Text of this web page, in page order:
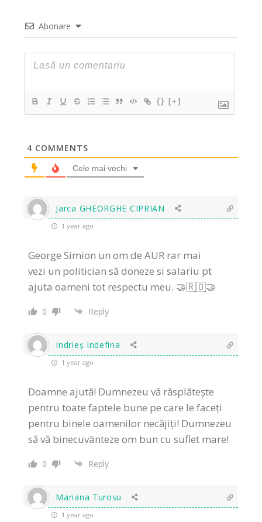
Abonare
{} [+]
4 COMMENTS
Cele mai vechi
Jarca GHEORGHE CIPRIAN
1 year ago
George Simion un om de AUR rar mai
vezi un politician să doneze si salariu pt
ajuta oameni tot respectu meu. 🤝🇷🇴🤝
0 Reply
Indrieș Indefina
1 year ago
Doamne ajută! Dumnezeu vă răsplătește
pentru toate faptele bune pe care le faceți
pentru binele oamenilor necăjiți! Dumnezeu
să vă binecuvânteze om bun cu suflet mare!
0 Reply
Mariana Turosu
1 year ago